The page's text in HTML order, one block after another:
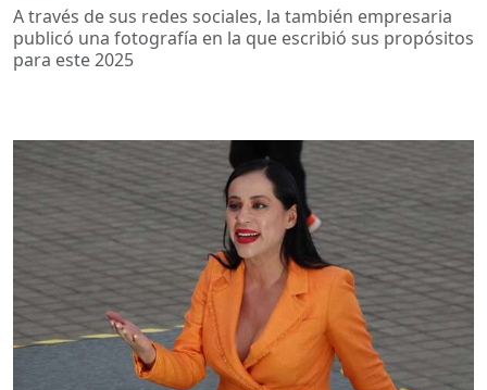
A través de sus redes sociales, la también empresaria
publicó una fotografía en la que escribió sus propósitos
para este 2025